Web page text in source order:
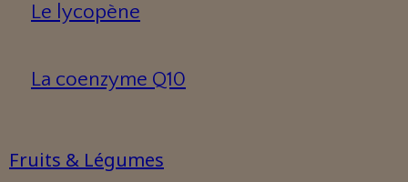
Le lycopène
La coenzyme Q10
Fruits & Légumes